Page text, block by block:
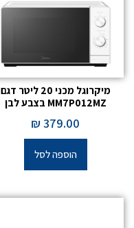
מיקרוגל מכני 20 ליטר דגם
MM7P012MZ בצבע לבן
379.00
₪
הוספה לסל